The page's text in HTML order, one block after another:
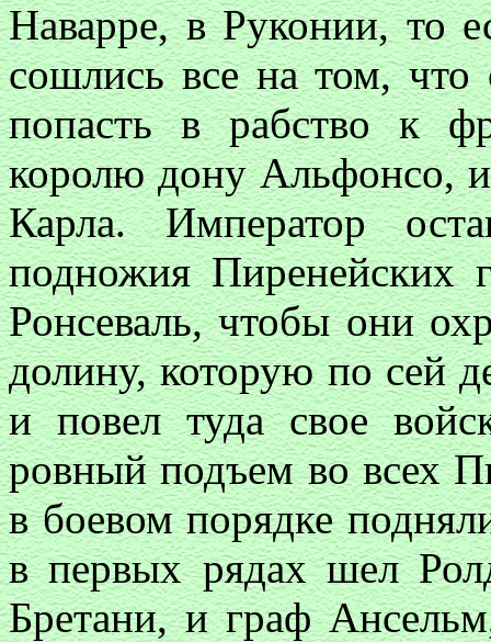
Наварре, в Руконии, то
сошлись все на том, что
попасть в рабство к
королю дону Альфонсо,
Карла. Император
подножия Пиренейских
Ронсеваль,чтобы они
долину, которую по сей
и повел туда свое
ровный подъем во всех
в боевом порядке
в первых рядах шел
Бретани, и граф